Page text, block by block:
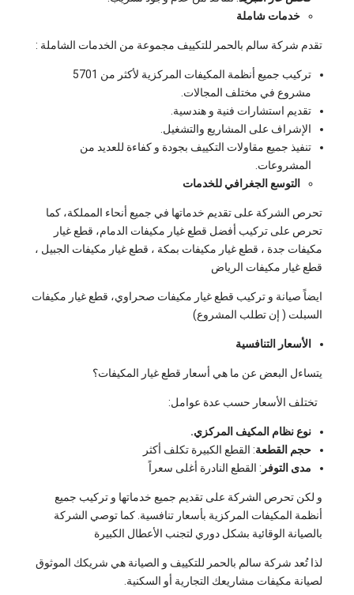
خدمات شاملة
تقدم شركة سالم بالحمر للتكييف مجموعة من الخدمات الشاملة :
تركيب جميع أنظمة المكيفات المركزية لأكثر من 5701
مشروع في مختلف المجالات.
تقديم استشارات فنية و هندسية.
الإشراف على المشاريع والتشغيل.
تنفيذ جميع مقاولات التكييف بجودة و كفاءة للعديد من
المشروعات.
التوسع الجغرافي للخدمات
تحرص الشركة على تقديم خدماتها في جميع أنحاء المملكة، كما
تحرص على تركيب أفضل قطع غيار مكيفات الدمام، قطع غيار
مكيفات جدة ، قطع غيار مكيفات بمكة ، قطع غيار مكيفات الجبيل ،
قطع غيار مكيفات الرياض
ايضاً صيانة و تركيب قطع غيار مكيفات صحراوي، قطع غيار مكيفات
السبلت ( إن تطلب المشروع)
الأسعار التنافسية
يتساءل البعض عن ما هي أسعار قطع غيار المكيفات؟
تختلف الأسعار حسب عدة عوامل:
نوع نظام المكيف المركزي.
حجم القطعة: القطع الكبيرة تكلف أكثر
مدى التوفر : القطع النادرة أغلى سعراً
و لكن تحرص الشركة على تقديم جميع خدماتها و تركيب جميع
أنظمة المكيفات المركزية بأسعار تنافسية. كما توصي الشركة
بالصيانة الوقائية بشكل دوري لتجنب الأعطال الكبيرة
لذا تُعد شركة سالم بالحمر للتكييف و الصيانة هي شريكك الموثوق
لصيانة مكيفات مشاريعك التجارية أو السكنية.